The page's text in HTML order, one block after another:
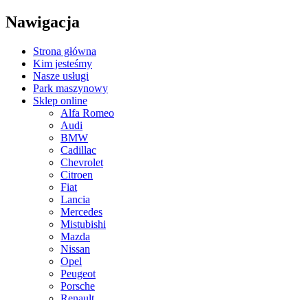
Nawigacja
Strona główna
Kim jesteśmy
Nasze usługi
Park maszynowy
Sklep online
Alfa Romeo
Audi
BMW
Cadillac
Chevrolet
Citroen
Fiat
Lancia
Mercedes
Mistubishi
Mazda
Nissan
Opel
Peugeot
Porsche